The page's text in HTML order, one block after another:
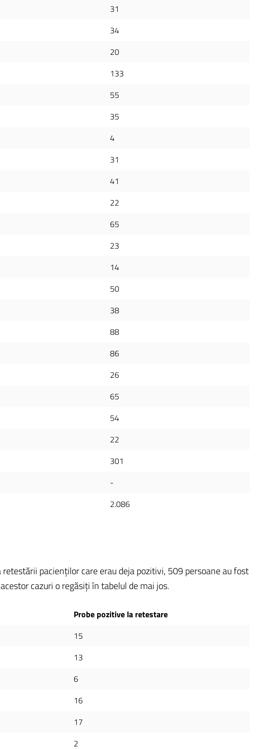
31
34
20
133
55
35
4
31
41
22
65
23
14
50
38
88
86
26
65
54
22
301
-
2.086
pacienților care erau deja pozitivi, 509 persoane au fost
cazuri o regăsiți în tabelul de mai jos.
Probe pozitive la retestare
15
13
6
16
17
2